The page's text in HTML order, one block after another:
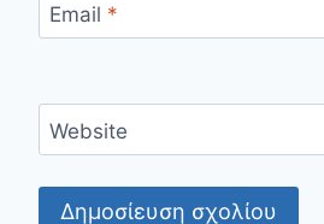
Email *
Website